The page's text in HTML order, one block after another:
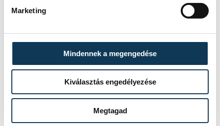
Marketing
Mindennek a megengedése
Kiválasztás engedélyezése
Megtagad
NŐI RÖPLABDA NB I LIGA,
DÖNTŐ, 2025/26
HAZAI
BVSC-ZUGLÓ
VENDÉG
VEHIR-VESC
2026. MÁJUS 2. 19:00
HELYSZÍN
BUDAPEST, SZŐNYI ÚT 2.
EREDMÉNY
3-0
RÉSZLETEK